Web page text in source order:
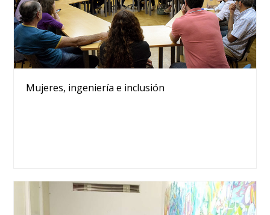
Mujeres, ingeniería e inclusión